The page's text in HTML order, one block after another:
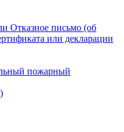
Отказное письмо (об
или декларации
пожарный